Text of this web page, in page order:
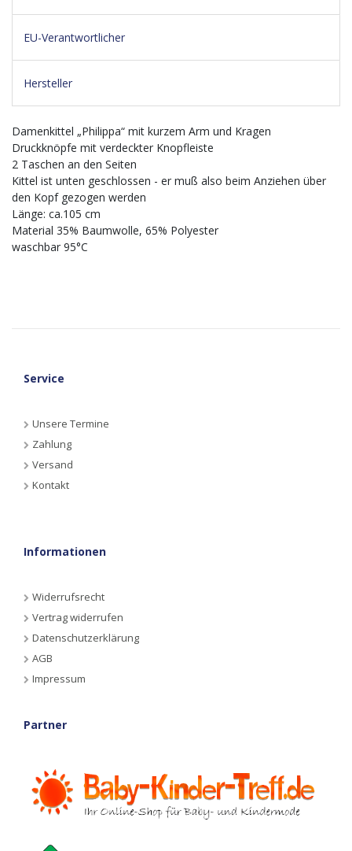
EU-Verantwortlicher
Hersteller
Damenkittel „Philippa“ mit kurzem Arm und Kragen
Druckknöpfe mit verdeckter Knopfleiste
2 Taschen an den Seiten
Kittel ist unten geschlossen - er muß also beim Anziehen über
den Kopf gezogen werden
Länge: ca.105 cm
Material 35% Baumwolle, 65% Polyester
waschbar 95°C
Service
Unsere Termine
Zahlung
Versand
Kontakt
Informationen
Widerrufsrecht
Vertrag widerrufen
Datenschutzerklärung
AGB
Impressum
Partner